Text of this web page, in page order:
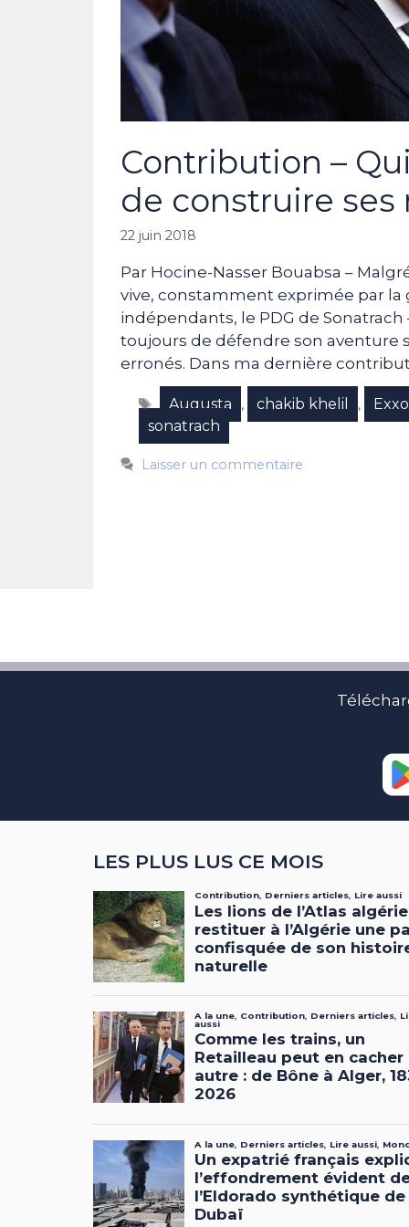
Contribution –
de construire ses
22 juin 2018
Par Hocine-Nasser Bouabsa –
vive, constamment exprimée par
indépendants, le PDG de
toujours de défendre son aventure
erronés. Dans ma dernière
Étiquettes
Augusta , chakib khelil ,
sonatrach
Laisser un commentaire
LES PLUS LUS CE MOIS